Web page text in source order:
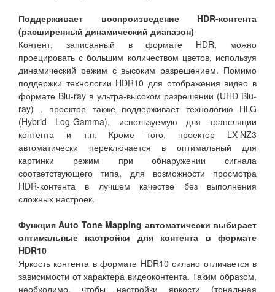
Поддерживает воспроизведение HDR-контента
(расширенный динамический диапазон)
Контент, записанный в формате HDR, можно
проецировать с большим количеством цветов, используя
динамический режим с высоким разрешением. Помимо
поддержки технологии HDR10 для отображения видео в
формате Blu-ray в ультра-высоком разрешении (UHD Blu-
ray) , проектор также поддерживает технологию HLG
(Hybrid Log-Gamma), используемую для трансляции
контента и т.п. Кроме того, проектор LX-NZ3
автоматически переключается в оптимальный для
картинки режим при обнаружении сигнала
соответствующего типа, для возможности просмотра
HDR-контента в лучшем качестве без выполнения
сложных настроек.
Функция Auto Tone Mapping автоматически выбирает
оптимальные настройки для контента в формате
HDR10
Яркость контента в формате HDR10 сильно отличается в
зависимости от характера видеоконтента. Таким образом,
необходимо, чтобы настройки яркости (тональная